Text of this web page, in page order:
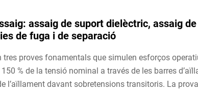
assaig de suport dielèctric, assaig
de fuga i de separació
tres proves fonamentals que simulen esforços
% de la tensió nominal a través de les barres
l’aïllament davant sobretensions transitoris. La